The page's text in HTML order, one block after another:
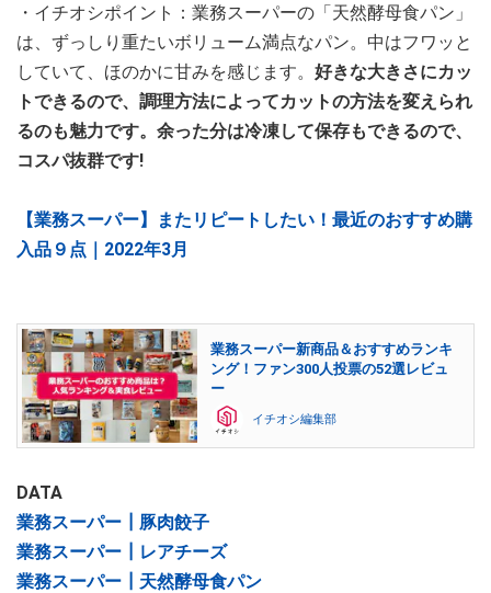
・イチオシポイント：業務スーパーの「天然酵母食パン」
は、ずっしり重たいボリューム満点なパン。中はフワッと
していて、ほのかに甘みを感じます。 好きな大きさにカッ
トできるので、調理方法によってカットの方法を変えられ
るのも魅力です。余った分は冷凍して保存もできるので、
コスパ抜群です!
【業務スーパー】またリピートしたい！最近のおすすめ購
入品９点｜2022年3月
業務スーパー新商品＆おすすめランキ
ング！ファン300人投票の52選レビュ
ー
イチオシ編集部
DATA
業務スーパー┃豚肉餃子
業務スーパー┃レアチーズ
業務スーパー┃天然酵母食パン